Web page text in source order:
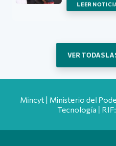
LEER
VER TODAS
Mincyt | Ministerio del
Tecnología |